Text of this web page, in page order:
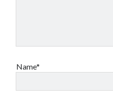
Name*